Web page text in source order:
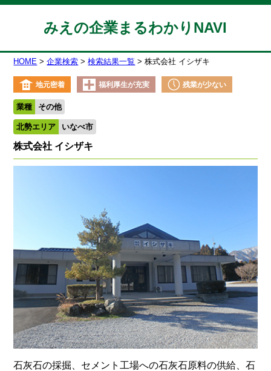
みえの企業まるわかりNAVI
HOME 企業検索 検索結果一覧 株式会社 イシザキ
地元密着 福利厚生が充実 残業が少ない
業種 その他
北勢エリア いなべ市
株式会社 イシザキ
石灰石の採掘、セメント工場への石灰石原料の供給、石